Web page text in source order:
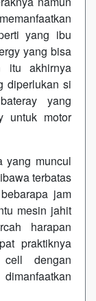
yang ibu
yang bisa
itu akhirnya
diperlukan si
yang
untuk motor
muncul
terbatas
jam
mesin jahit
harapan
praktiknya
dengan